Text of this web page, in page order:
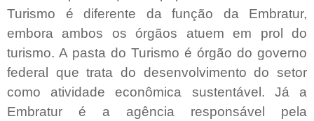
Turismo é diferente da função da Embratur,
embora ambos os órgãos atuem em prol do
turismo. A pasta do Turismo é órgão do governo
federal que trata do desenvolvimento do setor
como atividade econômica sustentável. Já a
Embratur é a agência responsável pela